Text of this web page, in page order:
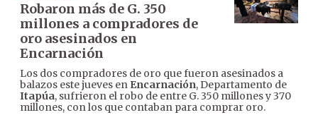
Robaron más de G. 350
millones a compradores de
oro asesinados en
Encarnación
Los dos compradores de oro que fueron asesinados a
balazos este jueves en Encarnación, Departamento de
Itapúa, sufrieron el robo de entre G. 350 millones y 370
millones, con los que contaban para comprar oro.